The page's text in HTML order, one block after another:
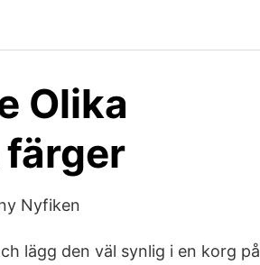
Olika
Nyfiken
lägg den väl synlig i en korg på